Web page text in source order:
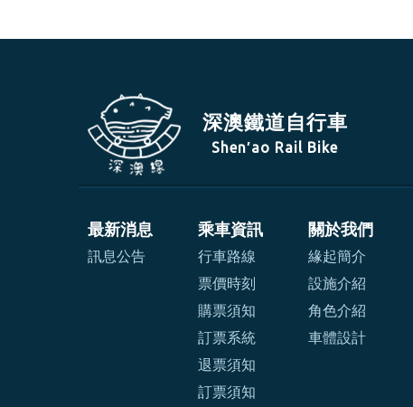
深澳鐵道自行車
Shen′ao Rail Bike
最新消息
訊息公告
乘車資訊
行車路線
票價時刻
購票須知
訂票系統
退票須知
訂票須知
關於我們
緣起簡介
設施介紹
角色介紹
車體設計